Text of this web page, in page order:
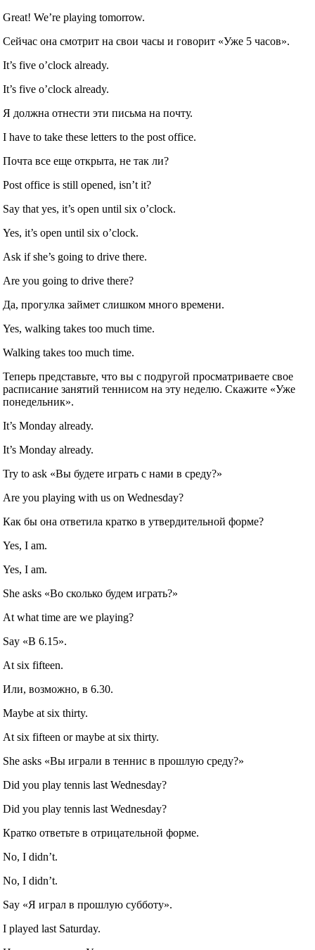
Great! We’re playing tomorrow.
Сейчас она смотрит на свои часы и говорит «Уже 5 часов».
It’s five o’clock already.
It’s five o’clock already.
Я должна отнести эти письма на почту.
I have to take these letters to the post office.
Почта все еще открыта, не так ли?
Post office is still opened, isn’t it?
Say that yes, it’s open until six o’clock.
Yes, it’s open until six o’clock.
Ask if she’s going to drive there.
Are you going to drive there?
Да, прогулка займет слишком много времени.
Yes, walking takes too much time.
Walking takes too much time.
Теперь представьте, что вы с подругой просматриваете свое
расписание занятий теннисом на эту неделю. Скажите «Уже
понедельник».
It’s Monday already.
It’s Monday already.
Try to ask «Вы будете играть с нами в среду?»
Are you playing with us on Wednesday?
Как бы она ответила кратко в утвердительной форме?
Yes, I am.
Yes, I am.
She asks «Во сколько будем играть?»
At what time are we playing?
Say «В 6.15».
At six fifteen.
Или, возможно, в 6.30.
Maybe at six thirty.
At six fifteen or maybe at six thirty.
She asks «Вы играли в теннис в прошлую среду?»
Did you play tennis last Wednesday?
Did you play tennis last Wednesday?
Кратко ответьте в отрицательной форме.
No, I didn’t.
No, I didn’t.
Say «Я играл в прошлую субботу».
I played last Saturday.